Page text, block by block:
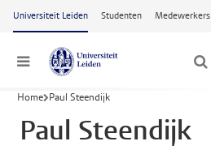
Ga naar hoofdinhoud
Universiteit Leiden Studenten Medewerkers
Menu
Home Paul Steendijk
Paul Steendijk